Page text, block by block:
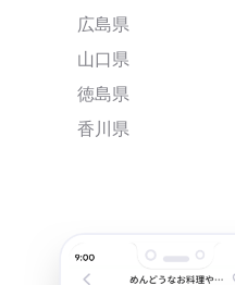
広島県
山口県
徳島県
香川県